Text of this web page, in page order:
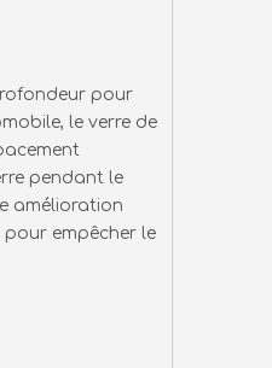
pour
le verre de
pendant le
amélioration
empêcher le